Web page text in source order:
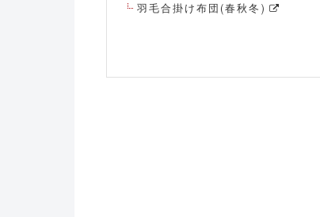
羽毛合掛け布団(春秋冬)